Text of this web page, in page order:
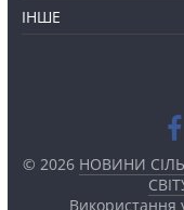
ІНШЕ
© 2026 НОВИНИ
Використання